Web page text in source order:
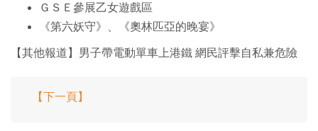
ＧＳＥ參展乙女遊戲區
《第六妖守》、《奧林匹亞的晚宴》
【其他報道】男子帶電動單車上港鐵 網民評擊自私兼危險
【下一頁】